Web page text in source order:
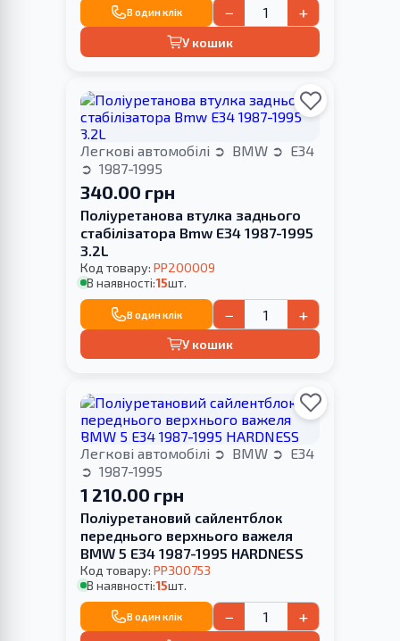
В один клік − +
У кошик
Легкові автомобілі BMW
E34
1987-1995
340.00 грн
Поліуретанова втулка заднього
стабілізатора Bmw E34 1987-1995
3.2L
Код товару: PP200009
В наявності:15шт.
В один клік − +
У кошик
Легкові автомобілі BMW
E34
1987-1995
1 210.00 грн
Поліуретановий сайлентблок
переднього верхнього важеля
BMW 5 E34 1987-1995 HARDNESS
Код товару: PP300753
В наявності:15шт.
В один клік − +